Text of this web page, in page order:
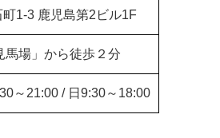
1-3 鹿児島第2ビル1F
馬場」から徒歩２分
～21:00 / 日9:30～18:00